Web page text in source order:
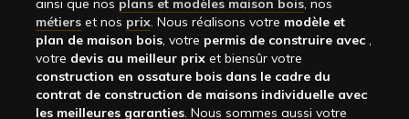
ainsi que nos plans et modèles maison bois, nos
métiers et nos prix. Nous réalisons votre modèle et
plan de maison bois, votre permis de construire avec ,
votre devis au meilleur prix et biensûr votre
construction en ossature bois dans le cadre du
contrat de construction de maisons individuelle avec
les meilleures garanties. Nous sommes aussi votre